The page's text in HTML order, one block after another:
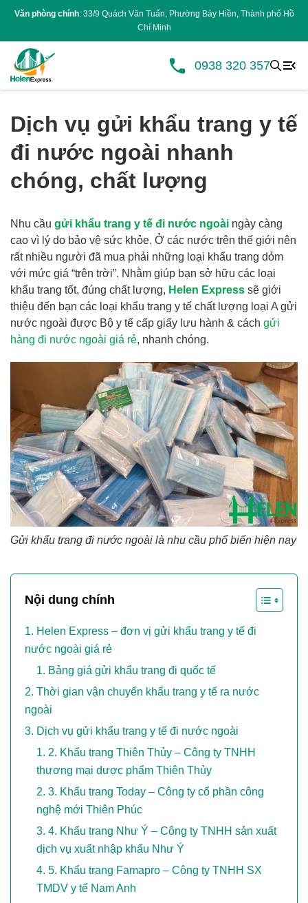
Văn phòng chính: 33/9 Quách Văn Tuấn, Phường Bảy Hiền, Thành phố Hồ
Chí Minh
0938 320 357
Dịch vụ gửi khẩu trang y tế
đi nước ngoài nhanh
chóng, chất lượng
Nhu cầu gửi khẩu trang y tế đi nước ngoài ngày càng
cao vì lý do bảo vệ sức khỏe. Ở các nước trên thế giới nên
rất nhiều người đã mua phải những loại khẩu trang dỏm
với mức giá “trên trời”. Nhằm giúp bạn sở hữu các loại
khẩu trang tốt, đúng chất lượng, Helen Express sẽ giới
thiệu đến bạn các loại khẩu trang y tế chất lượng loại A gửi
nước ngoài được Bộ y tế cấp giấy lưu hành & cách gửi
hàng đi nước ngoài giá rẻ, nhanh chóng.
Gửi khẩu trang đi nước ngoài là nhu cầu phổ biến hiện nay
Nội dung chính
Helen Express – đơn vị gửi khẩu trang y tế đi
nước ngoài giá rẻ
Bảng giá gửi khẩu trang đi quốc tế
Thời gian vận chuyển khẩu trang y tế ra nước
ngoài
Dịch vụ gửi khẩu trang y tế đi nước ngoài
2. Khẩu trang Thiên Thủy – Công ty TNHH
thương mại dược phẩm Thiên Thủy
3. Khẩu trang Today – Công ty cổ phần công
nghệ mới Thiên Phúc
4. Khẩu trang Như Ý – Công ty TNHH sản xuất
dịch vụ xuất nhập khẩu Như Ý
5. Khẩu trang Famapro – Công ty TNHH SX
TMDV y tế Nam Anh